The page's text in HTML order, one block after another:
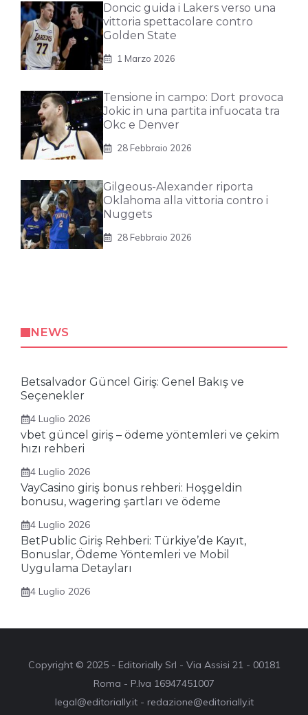
Doncic guida i Lakers verso una
vittoria spettacolare contro
Golden State
1 Marzo 2026
Tensione in campo: Dort provoca
Jokic in una partita infuocata tra
Okc e Denver
28 Febbraio 2026
Gilgeous-Alexander riporta
Oklahoma alla vittoria contro i
Nuggets
28 Febbraio 2026
NEWS
Betsalvador Güncel Giriş: Genel Bakış ve
Seçenekler
4 Luglio 2026
vbet güncel giriş – ödeme yöntemleri ve çekim
hızı rehberi
4 Luglio 2026
VayCasino giriş bonus rehberi: Hoşgeldin
bonusu, wagering şartları ve ödeme
4 Luglio 2026
BetPublic Giriş Rehberi: Türkiye’de Kayıt,
Bonuslar, Ödeme Yöntemleri ve Mobil
Uygulama Detayları
4 Luglio 2026
Copyright © 2025 - Editorially Srl - Via Assisi 21 - 00181
Roma - P.Iva 16947451007
legal@editorially.it - redazione@editorially.it